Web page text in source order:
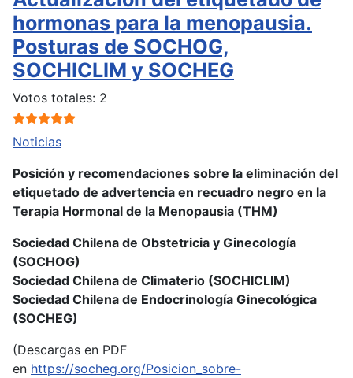
hormonas para la menopausia.
Posturas de SOCHOG,
SOCHICLIM y SOCHEG
Ratio: 5/5
Votos totales: 2
Noticias
Posición y recomendaciones sobre la eliminación del
etiquetado de advertencia en recuadro negro en la
Terapia Hormonal de la Menopausia (THM)
Sociedad Chilena de Obstetricia y Ginecología
(SOCHOG)
Sociedad Chilena de Climaterio (SOCHICLIM)
Sociedad Chilena de Endocrinología Ginecológica
(SOCHEG)
(Descargas en PDF
en https://socheg.org/Posicion_sobre-